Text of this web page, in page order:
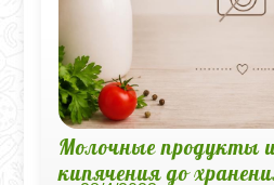
Молочные продукты
кипячения до